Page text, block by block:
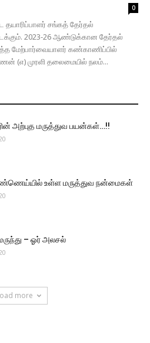
0
சங்கத் தேர்தல்
2023-26 ஆண்டுக்கான தேர்தல்
மேற்பார்வையாளர் கண்காணிப்பில்
(எ) முரளி தலைமையில் நலம்...
அற்புத மருத்துவ பயன்கள்…!!
உள்ள மருத்துவ நன்மைகள்
– ஓர் அலசல்
more